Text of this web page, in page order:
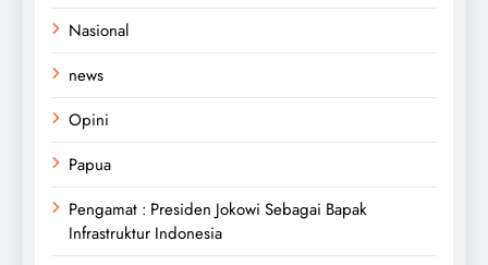
Nasional
news
Opini
Papua
Pengamat : Presiden Jokowi Sebagai Bapak
Infrastruktur Indonesia